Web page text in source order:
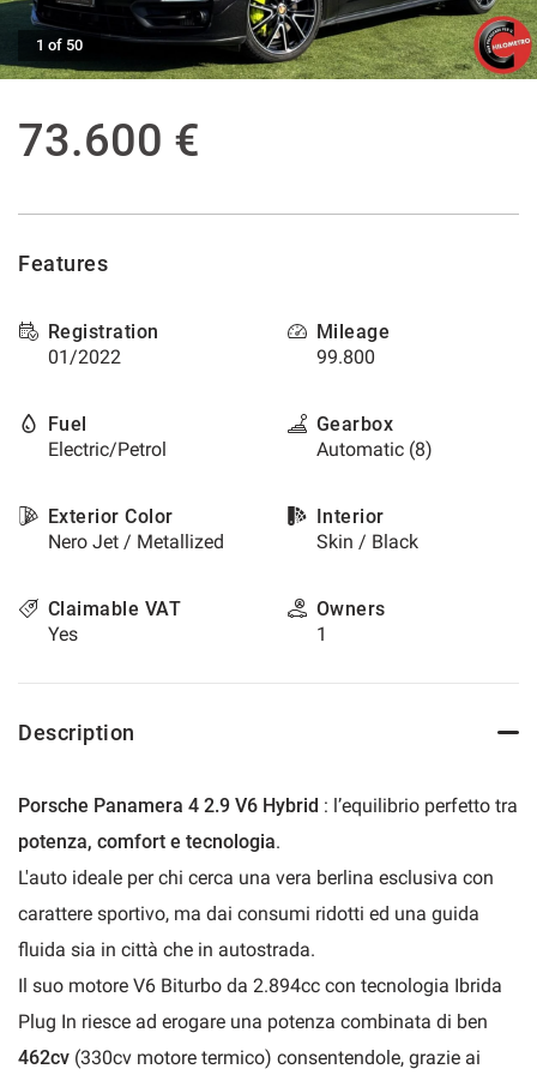
AFTER SALES ASSISTANCE
1 of 50
73.600 €
Features
Registration
01/2022
Mileage
99.800
Fuel
Electric/Petrol
Gearbox
Automatic (8)
Exterior Color
Nero Jet / Metallized
Interior
Skin / Black
Claimable VAT
Yes
Owners
1
Description
Porsche Panamera 4 2.9 V6 Hybrid : l’equilibrio perfetto tra
potenza, comfort e tecnologia.
L'auto ideale per chi cerca una vera berlina esclusiva con
carattere sportivo, ma dai consumi ridotti ed una guida
fluida sia in città che in autostrada.
Il suo motore V6 Biturbo da 2.894cc con tecnologia Ibrida
Plug In riesce ad erogare una potenza combinata di ben
462cv (330cv motore termico) consentendole, grazie ai
offer
the
functionalities
and
out
the
obtain
information
on
the
and
functioning
tracking
tools,
to
the
policy.
can
change
choices
at
time.